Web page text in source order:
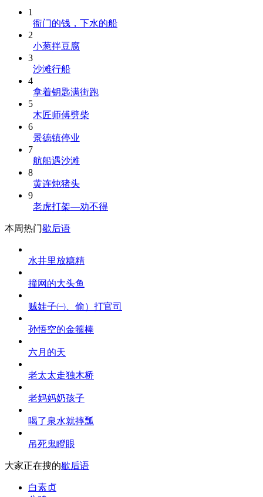
1
衙门的钱，下水的船
2
小葱拌豆腐
3
沙滩行船
4
拿着钥匙满街跑
5
木匠师傅劈柴
6
景德镇停业
7
航船遇沙滩
8
黄连炖猪头
9
老虎打架—劝不得
本周热门歇后语
水井里放糖精
撞网的大头鱼
贼娃子㈠、偷）打官司
孙悟空的金箍棒
六月的天
老太太走独木桥
老妈妈奶孩子
喝了泉水就摔瓢
吊死鬼瞪眼
大家正在搜的歇后语
白素贞